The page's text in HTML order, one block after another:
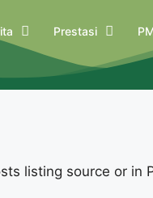
Prestasi
listing source or in